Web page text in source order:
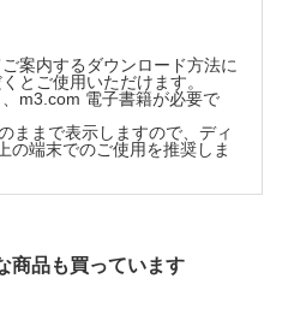
運動
展筋力増強
増強運動
測定と治療
position
査MMT
案内するダウンロード方法に
とご使用いただけます。
m3.com 電子書籍が必要で
ままで表示しますので、ディ
の端末でのご使用を推奨しま
商品も買っています